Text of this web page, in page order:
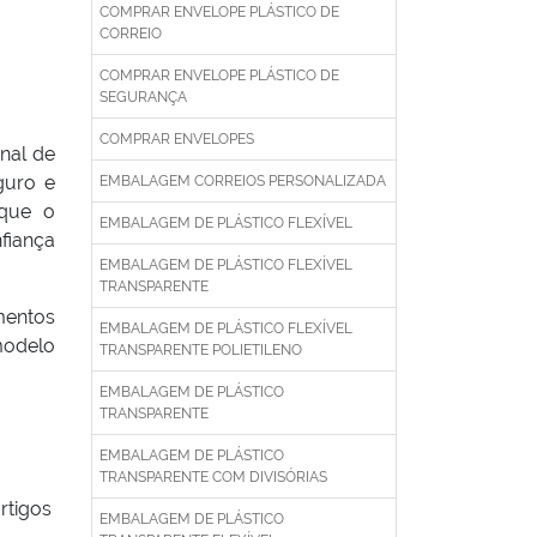
de
e
o
COMPRAR ENVELOPE PLÁSTICO DE
CORREIO
COMPRAR ENVELOPE PLÁSTICO DE
SEGURANÇA
COMPRAR ENVELOPES
EMBALAGEM CORREIOS PERSONALIZADA
EMBALAGEM DE PLÁSTICO FLEXÍVEL
EMBALAGEM DE PLÁSTICO FLEXÍVEL
TRANSPARENTE
EMBALAGEM DE PLÁSTICO FLEXÍVEL
TRANSPARENTE POLIETILENO
EMBALAGEM DE PLÁSTICO
TRANSPARENTE
EMBALAGEM DE PLÁSTICO
TRANSPARENTE COM DIVISÓRIAS
EMBALAGEM DE PLÁSTICO